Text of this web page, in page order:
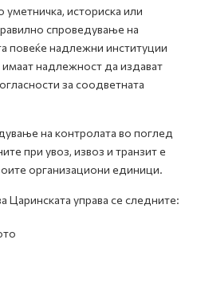
историска или
спроведување на
повеќе надлежни институции
надлежност да издават
за соодветната
на контролата во поглед
при увоз, извоз и транзит е
организациони единици.
Царинската управа се следните: